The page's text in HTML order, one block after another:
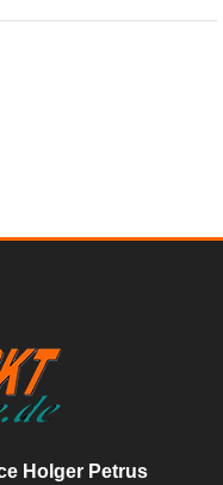
Holger Petrus